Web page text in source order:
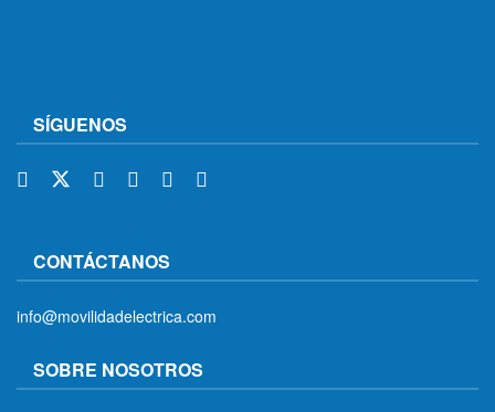
SÍGUENOS
CONTÁCTANOS
info@movilidadelectrica.com
SOBRE NOSOTROS